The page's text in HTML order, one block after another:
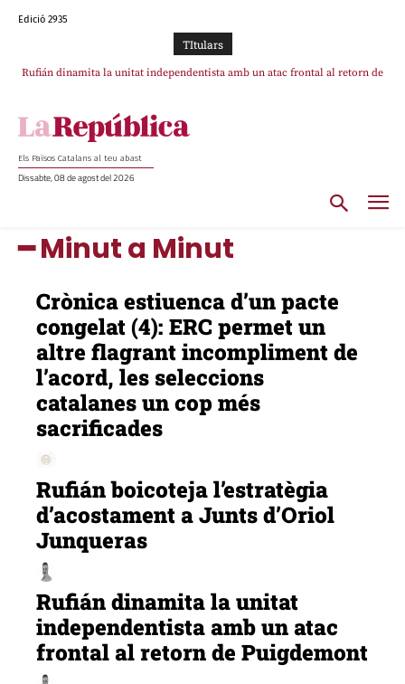
Edició 2935
TItulars
Rufián dinamita la unitat independentista amb un atac frontal al retorn de
Els Països Catalans al teu abast
Dissabte, 08 de agost del 2026
━ Minut a Minut
Crònica estiuenca d’un pacte
congelat (4): ERC permet un
altre flagrant incompliment de
l’acord, les seleccions
catalanes un cop més
sacrificades
Rufián boicoteja l’estratègia
d’acostament a Junts d’Oriol
Junqueras
Rufián dinamita la unitat
independentista amb un atac
frontal al retorn de Puigdemont